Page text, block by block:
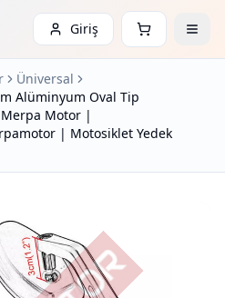
Giriş
Üniversal
Alüminyum Oval Tip
Merpa Motor |
| Motosiklet Yedek